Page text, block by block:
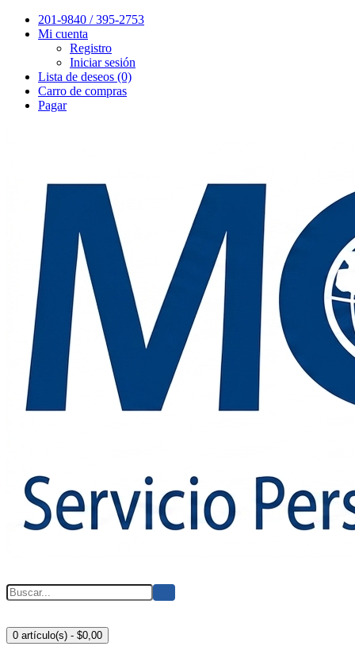
201-9840 / 395-2753
Mi cuenta
Registro
Iniciar sesión
Lista de deseos (0)
Carro de compras
Pagar
0 artículo(s) - $0,00